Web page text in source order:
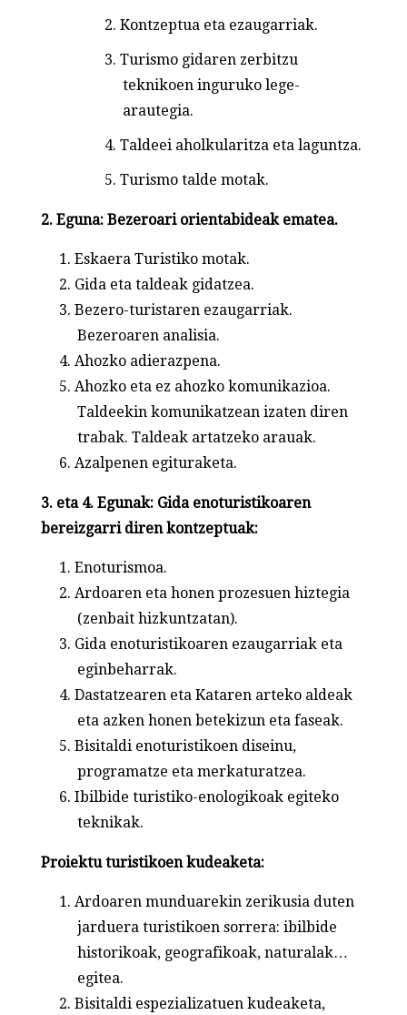
Kontzeptua eta ezaugarriak.
Turismo gidaren zerbitzu
teknikoen inguruko lege-
arautegia.
Taldeei aholkularitza eta laguntza.
Turismo talde motak.
2. Eguna: Bezeroari orientabideak ematea.
Eskaera Turistiko motak.
Gida eta taldeak gidatzea.
Bezero-turistaren ezaugarriak.
Bezeroaren analisia.
Ahozko adierazpena.
Ahozko eta ez ahozko komunikazioa.
Taldeekin komunikatzean izaten diren
trabak. Taldeak artatzeko arauak.
Azalpenen egituraketa.
3. eta 4. Egunak: Gida enoturistikoaren
bereizgarri diren kontzeptuak:
Enoturismoa.
Ardoaren eta honen prozesuen hiztegia
(zenbait hizkuntzatan).
Gida enoturistikoaren ezaugarriak eta
eginbeharrak.
Dastatzearen eta Kataren arteko aldeak
eta azken honen betekizun eta faseak.
Bisitaldi enoturistikoen diseinu,
programatze eta merkaturatzea.
Ibilbide turistiko-enologikoak egiteko
teknikak.
Proiektu turistikoen kudeaketa:
Ardoaren munduarekin zerikusia duten
jarduera turistikoen sorrera: ibilbide
historikoak, geografikoak, naturalak…
egitea.
Bisitaldi espezializatuen kudeaketa,